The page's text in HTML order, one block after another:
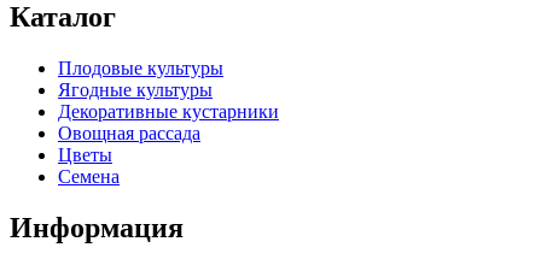
Каталог
Плодовые культуры
Ягодные культуры
Декоративные кустарники
Овощная рассада
Цветы
Семена
Информация